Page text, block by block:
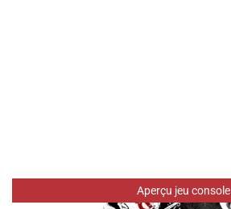
Aperçu jeu console